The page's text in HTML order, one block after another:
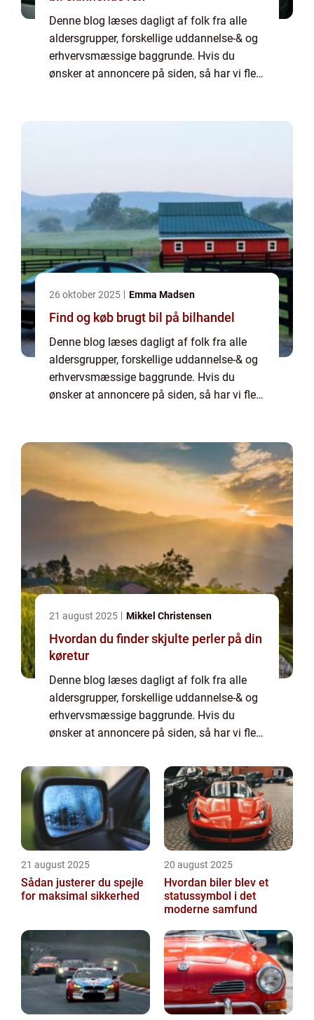
Denne blog læses dagligt af folk fra alle
aldersgrupper, forskellige uddannelse-& og
erhvervsmæssige baggrunde. Hvis du
ønsker at annoncere på siden, så har vi flere
26 oktober 2025 Emma Madsen
Find og køb brugt bil på bilhandel
Denne blog læses dagligt af folk fra alle
aldersgrupper, forskellige uddannelse-& og
erhvervsmæssige baggrunde. Hvis du
ønsker at annoncere på siden, så har vi flere
21 august 2025 Mikkel Christensen
Hvordan du finder skjulte perler på din
køretur
Denne blog læses dagligt af folk fra alle
aldersgrupper, forskellige uddannelse-& og
erhvervsmæssige baggrunde. Hvis du
ønsker at annoncere på siden, så har vi flere
af mulighederne. Vil du gerne vide mere...
21 august 2025
Sådan justerer du spejle
for maksimal sikkerhed
20 august 2025
Hvordan biler blev et
statussymbol i det
moderne samfund